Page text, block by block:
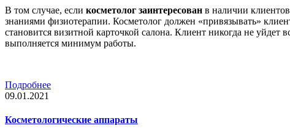
В том случае, если косметолог заинтересован в наличии
знаниями физиотерапии. Косметолог должен «привязывать»
становится визитной карточкой салона. Клиент никогда не уйдет
выполняется минимум работы.
Подробнее
09.01.2021
Косметологические аппараты